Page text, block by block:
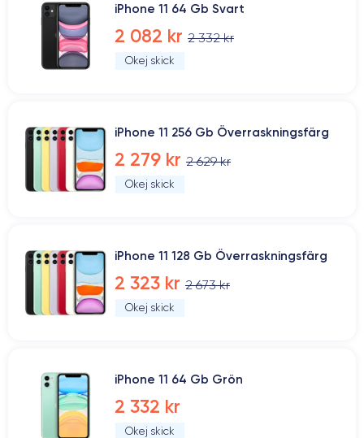
iPhone 11 64 Gb Svart
2 082 kr 2 332 kr
Okej skick
iPhone 11 256 Gb Överraskningsfärg
2 279 kr 2 629 kr
Okej skick
iPhone 11 128 Gb Överraskningsfärg
2 323 kr 2 673 kr
Okej skick
iPhone 11 64 Gb Grön
2 332 kr
Okej skick